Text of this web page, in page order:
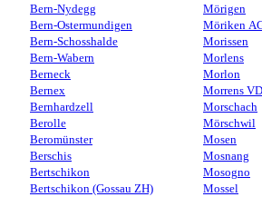
Bern-Nydegg
Bern-Ostermundigen
Bern-Schosshalde
Bern-Wabern
Berneck
Bernex
Bernhardzell
Berolle
Beromünster
Berschis
Bertschikon
Bertschikon (Gossau ZH)
Mörigen
Möriken
Morissen
Morlens
Morlon
Morrens VD
Morschach
Mörschwil
Mosen
Mosnang
Mosogno
Mossel